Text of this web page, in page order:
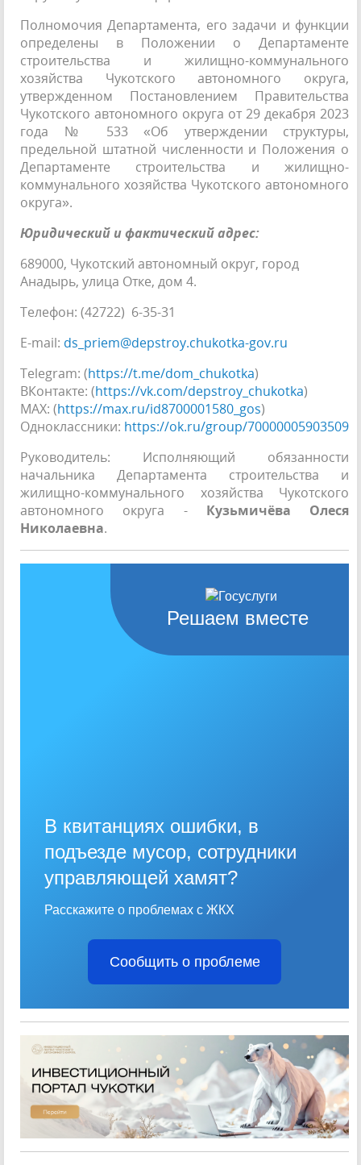
Полномочия Департамента, его задачи и функции
определены в Положении о Департаменте
строительства и жилищно-коммунального
хозяйства Чукотского автономного округа,
утвержденном Постановлением Правительства
Чукотского автономного округа от 29 декабря 2023
года № 533 «Об утверждении структуры,
предельной штатной численности и Положения о
Департаменте строительства и жилищно-
коммунального хозяйства Чукотского автономного
округа».
Юридический и фактический адрес:
689000, Чукотский автономный округ, город
Анадырь, улица Отке, дом 4.
Телефон: (42722) 6-35-31
E-mail: ds_priem@depstroy.chukotka-gov.ru
Telegram: (https://t.me/dom_chukotka)
ВКонтакте: (https://vk.com/depstroy_chukotka)
МАХ: (https://max.ru/id8700001580_gos)
Одноклассники: https://ok.ru/group/70000005903509
Руководитель: Исполняющий обязанности
начальника Департамента строительства и
жилищно-коммунального хозяйства Чукотского
автономного округа - Кузьмичёва Олеся
Николаевна.
Решаем вместе
В квитанциях ошибки, в
подъезде мусор, сотрудники
управляющей хамят?
Расскажите о проблемах с ЖКХ
Сообщить о проблеме